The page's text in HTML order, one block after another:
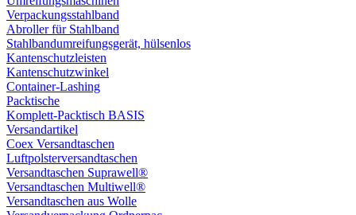
Verpackungsstahlband
Abroller für Stahlband
Stahlbandumreifungsgerät, hülsenlos
Kantenschutzleisten
Kantenschutzwinkel
Container-Lashing
Packtische
Komplett-Packtisch BASIS
Versandartikel
Coex Versandtaschen
Luftpolsterversandtaschen
Versandtaschen Suprawell®
Versandtaschen Multiwell®
Versandtaschen aus Wolle